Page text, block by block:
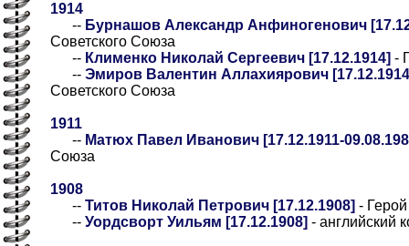
1914
-- Бурнашов Александр Анфиногенович
Советского Союза
-- Клименко Николай Сергеевич [17.12.1914] -
-- Эмиров Валентин Аллахиярович
Советского Союза
1911
-- Матюх Павел Иванович [17.12.1911-
Союза
1908
-- Титов Николай Петрович [17.12.1908] -
-- Уордсворт Уильям [17.12.1908] - английский